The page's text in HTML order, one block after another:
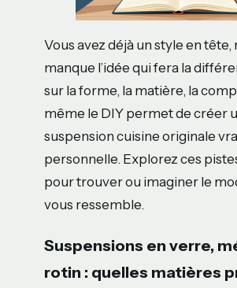
Vous avez déjà un style en tête,
manque l’idée qui fera la
sur la forme, la matière, la
même le DIY permet de créer
suspension cuisine originale
personnelle. Explorez ces
pour trouver ou imaginer le
vous ressemble.
Suspensions en verre,
rotin : quelles matières